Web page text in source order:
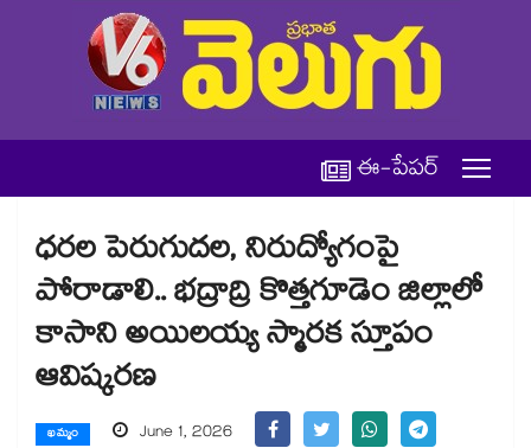
ఈ-పేపర్
ధరల పెరుగుదల, నిరుద్యోగంపై
పోరాడాలి.. భద్రాద్రి కొత్తగూడెం జిల్లాలో
కాసాని అయిలయ్య స్మారక స్తూపం
ఆవిష్కరణ
ఖమ్మం June 1, 2026